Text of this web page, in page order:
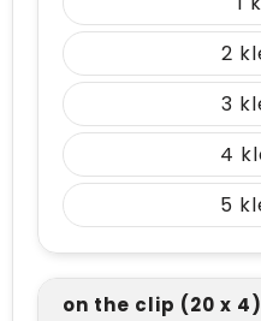
2
3
4
5
on the clip (20 x 4)